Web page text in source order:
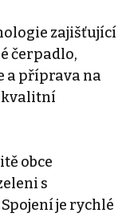
zajišťující
čerpadlo,
a příprava na
kvalitní
obce
s
je rychlé